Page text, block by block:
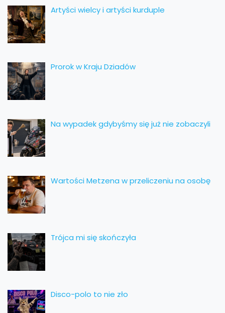
Artyści wielcy i artyści kurduple
Prorok w Kraju Dziadów
Na wypadek gdybyśmy się już nie zobaczyli
Wartości Metzena w przeliczeniu na osobę
Trójca mi się skończyła
Disco-polo to nie zło